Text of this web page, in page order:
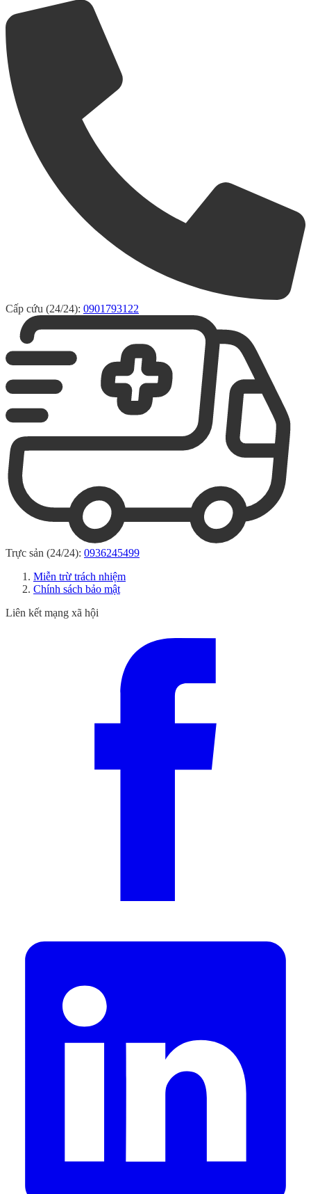
Cấp cứu (24/24): 0901793122
Trực sản (24/24): 0936245499
Miễn trừ trách nhiệm
Chính sách bảo mật
Liên kết mạng xã hội